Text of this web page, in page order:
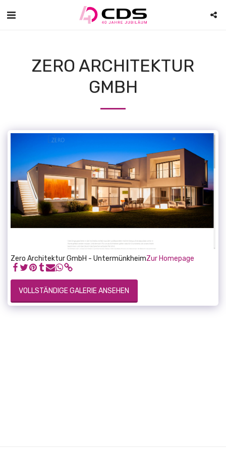
ZERO ARCHITEKTUR
GMBH
Zero Architektur GmbH - UntermünkheimZur Homepage
VOLLSTÄNDIGE GALERIE ANSEHEN